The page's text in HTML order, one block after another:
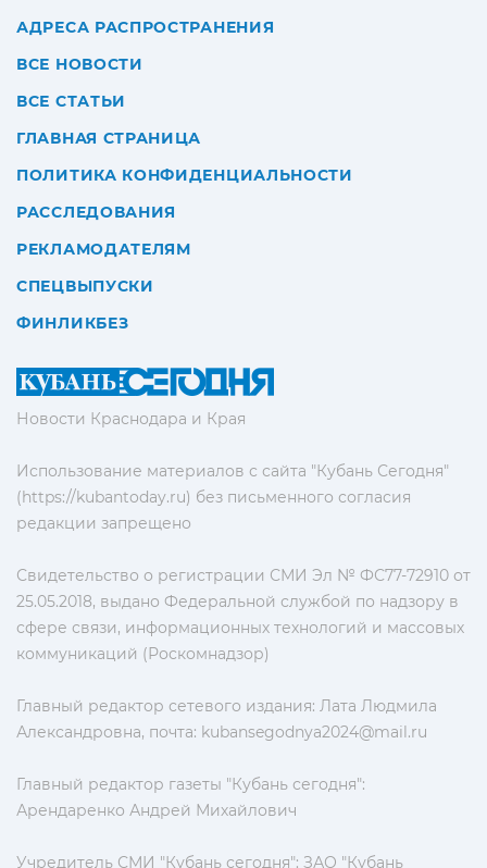
Новости Краснодара и Края
Использование материалов с сайта "Кубань Сегодня"
(https://kubantoday.ru) без письменного согласия
редакции запрещено
Свидетельство о регистрации СМИ Эл № ФС77-72910 от
25.05.2018, выдано Федеральной службой по надзору в
сфере связи, информационных технологий и массовых
коммуникаций (Роскомнадзор)
Главный редактор сетевого издания: Лата Людмила
Александровна, почта: kubansegodnya2024@mail.ru
Главный редактор газеты "Кубань сегодня":
Арендаренко Андрей Михайлович
Учредитель СМИ "Кубань сегодня": ЗАО "Кубань
АДРЕСА РАСПРОСТРАНЕНИЯ
ВСЕ НОВОСТИ
ВСЕ СТАТЬИ
ГЛАВНАЯ СТРАНИЦА
ПОЛИТИКА КОНФИДЕНЦИАЛЬНОСТИ
РАССЛЕДОВАНИЯ
РЕКЛАМОДАТЕЛЯМ
СПЕЦВЫПУСКИ
ФИНЛИКБЕЗ